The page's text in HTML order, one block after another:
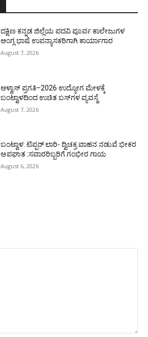
ದಕ್ಷಿಣ ಕನ್ನಡ ಜಿಲ್ಲೆಯ ಪದವಿ ಪೂರ್ವ ಕಾಲೇಜುಗಳ
ಆಂಗ್ಲ ಭಾಷೆ ಉಪನ್ಯಾಸಕರಿಗಾಗಿ ಕಾರ್ಯಾಗಾರ
August 7, 2026
ಆಳ್ವಾಸ್ ಪ್ರಗತಿ–2026 ಉದ್ಯೋಗ ಮೇಳಕ್ಕೆ
ಬಂಟ್ವಾಳದಿಂದ ಉಚಿತ ಬಸ್‌ಗಳ ವ್ಯವಸ್ಥೆ
August 7, 2026
ಬಂಟ್ವಾಳ: ಟಿಪ್ಪರ್ ಲಾರಿ- ದ್ವಿಚಕ್ರ ವಾಹನ ನಡುವೆ ಭೀಕರ
ಅಪಘಾತ :ಸವಾರರಿಬ್ಬರಿಗೆ ಗಂಭೀರ ಗಾಯ
August 6, 2026